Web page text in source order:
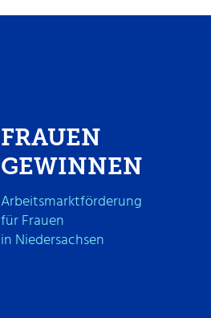
FRAUEN
GEWINNEN
Arbeitsmarktförderung
für Frauen
in Niedersachsen